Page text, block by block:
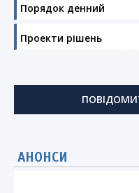
Порядок денний
Проекти рішень
АНОНСИ